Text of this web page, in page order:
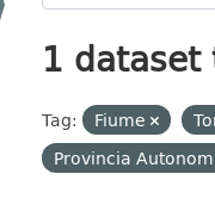
1
Tag: Fiume
Provincia